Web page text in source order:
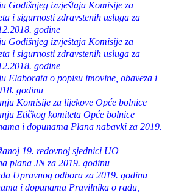
Godišnjeg izvještaja Komisije za
i sigurnosti zdravstenih usluga za
godine
Godišnjeg izvještaja Komisije za
i sigurnosti zdravstenih usluga za
godine
Elaborata o popisu imovine, obaveza i
godinu
Komisije za lijekove Opće bolnice
Etičkog komiteta Opće bolnice
i dopunama Plana nabavki za 2019.
19. redovnoj sjednici UO
plana JN za 2019. godinu
Upravnog odbora za 2019. godinu
i dopunama Pravilnika o radu,